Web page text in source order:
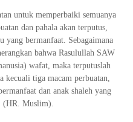
untuk memperbaiki semuanya
dan pahala akan terputus,
yang bermanfaat. Sebagaimana
bahwa Rasulullah SAW
wafat, maka terputuslah
kecuali tiga macam perbuatan,
dan anak shaleh yang
(HR. Muslim).